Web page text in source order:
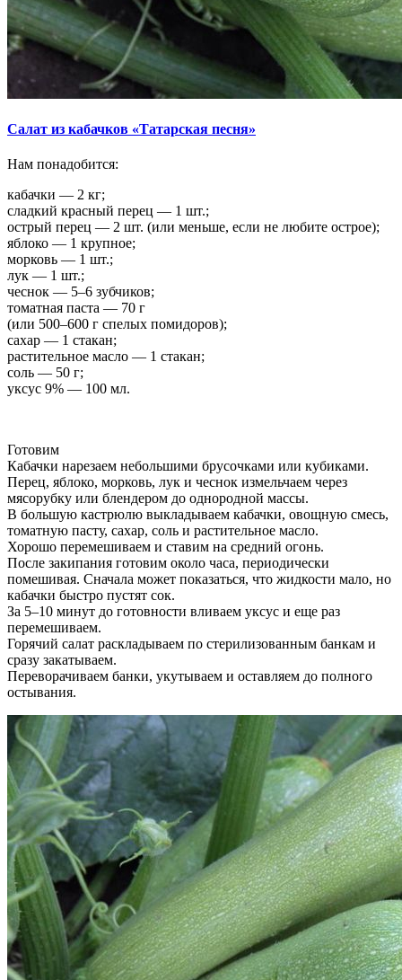
Салат из кабачков «Татарская песня»
Нам понадобится:
кабачки — 2 кг;
сладкий красный перец — 1 шт.;
острый перец — 2 шт. (или меньше, если не любите острое);
яблоко — 1 крупное;
морковь — 1 шт.;
лук — 1 шт.;
чеснок — 5–6 зубчиков;
томатная паста — 70 г
(или 500–600 г спелых помидоров);
сахар — 1 стакан;
растительное масло — 1 стакан;
соль — 50 г;
уксус 9% — 100 мл.
Готовим
Кабачки нарезаем небольшими брусочками или кубиками.
Перец, яблоко, морковь, лук и чеснок измельчаем через
мясорубку или блендером до однородной массы.
В большую кастрюлю выкладываем кабачки, овощную смесь,
томатную пасту, сахар, соль и растительное масло.
Хорошо перемешиваем и ставим на средний огонь.
После закипания готовим около часа, периодически
помешивая. Сначала может показаться, что жидкости мало, но
кабачки быстро пустят сок.
За 5–10 минут до готовности вливаем уксус и еще раз
перемешиваем.
Горячий салат раскладываем по стерилизованным банкам и
сразу закатываем.
Переворачиваем банки, укутываем и оставляем до полного
остывания.